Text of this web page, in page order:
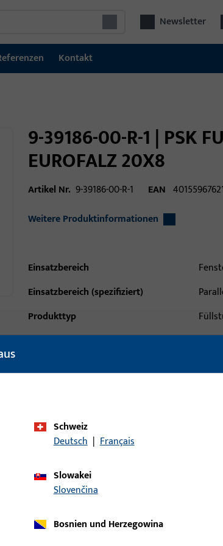
Newsletter
Kontakt
9-39186-00-R-1 | PSK
EUROFALZ 20X8
Artikel Nr. 9-39186-00-R-1 EAN
Weitere Produktinformationen
Einsatzbereich
Einsatzbereich (spezifiziert)
Produkttyp
Downloads
Schweiz
Deutsch | Français
Slowakei
Slovenčina
Bosnien und Herzegowina